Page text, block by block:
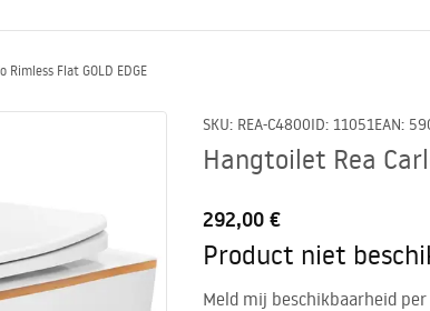
Flat GOLD EDGE
SKU: REA-C4800ID: 11051EAN:
Hangtoilet Rea
292,00 €
Product niet
Meld mij beschikbaarheid